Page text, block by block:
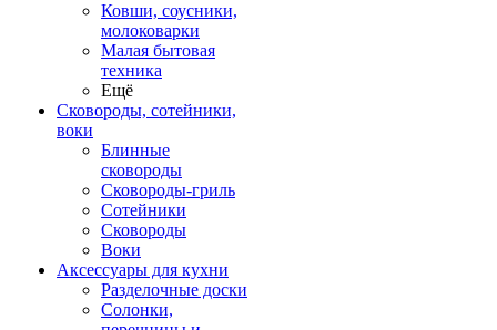
Ковши, соусники,
молоковарки
Малая бытовая
техника
Ещё
Сковороды, сотейники,
воки
Блинные
сковороды
Сковороды-гриль
Сотейники
Сковороды
Воки
Аксессуары для кухни
Разделочные доски
Солонки,